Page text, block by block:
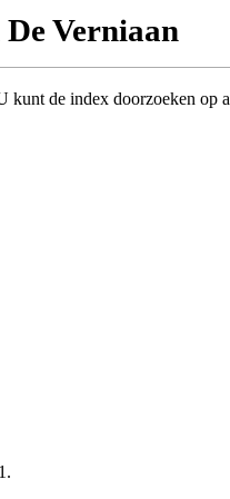
Verniaan
kunt de index doorzoeken op